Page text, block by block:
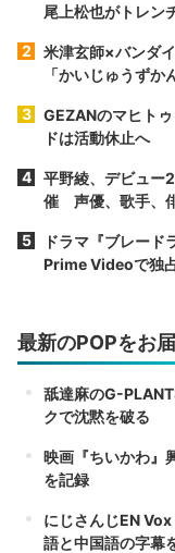
尾上松也がトレン
米津玄師×バンダ
「かいじゅうずか
GEZANのマヒト
ドは活動休止へ
平野綾、デビュー
催 声優、歌手、
ドラマ『ブレー
Prime Videoで独
最新のPOPをお届
舐達麻のG-
クで沈黙を破る
映画『ちいかわ
を記録
にじさんじEN
語と中国語の字幕